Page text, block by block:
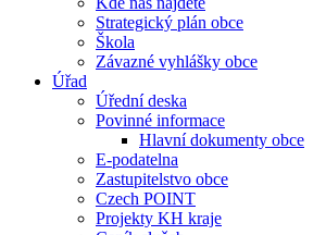
Strategický plán obce
Škola
Závazné vyhlášky obce
Úřad
Úřední deska
Povinné informace
Hlavní dokumenty obce
E-podatelna
Zastupitelstvo obce
Czech POINT
Projekty KH kraje